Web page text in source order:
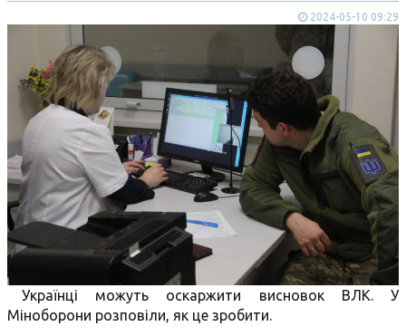
2024-05-10 09:29
Українці можуть оскаржити висновок ВЛК. У
Міноборони розповіли, як це зробити.